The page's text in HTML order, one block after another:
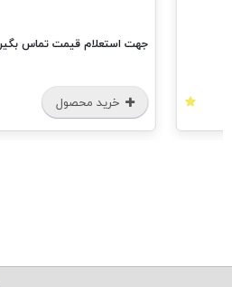
جهت استعلام قیمت تماس بگیرید
خرید محصول